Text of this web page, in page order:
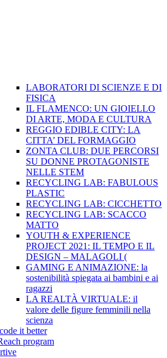
LABORATORI DI SCIENZE E DI
FISICA
IL FLAMENCO: UN GIOIELLO
DI ARTE, MODA E CULTURA
REGGIO EDIBLE CITY: LA
CITTA’ DEL FORMAGGIO
ZONTA CLUB: DUE PERCORSI
SU DONNE PROTAGONISTE
NELLE STEM
RECYCLING LAB: FABULOUS
PLASTIC
RECYCLING LAB: CICCHETTO
RECYCLING LAB: SCACCO
MATTO
YOUTH & EXPERIENCE
PROJECT 2021: IL TEMPO E IL
DESIGN – MALAGOLI (
GAMING E ANIMAZIONE: la
sostenibilità spiegata ai bambini e ai
ragazzi
LA REALTÀ VIRTUALE: il
valore delle figure femminili nella
scienza
it better
program